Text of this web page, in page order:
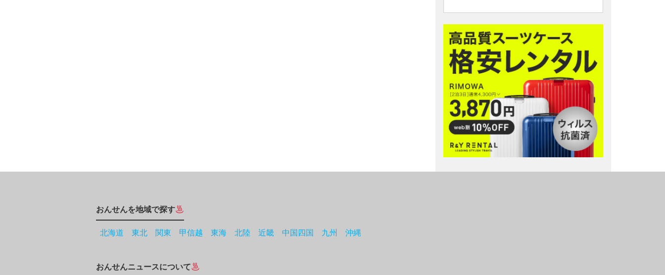
おんせんを地域で探す
北海道 東北 関東 甲信越 東海 北陸 近畿 中国四国 九州 沖縄
おんせんニュースについて